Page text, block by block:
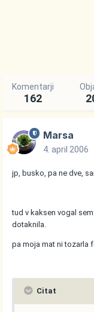
Komentarji
162
Marsa
4. april 2006
jp, busko, pa ne dve,
tud v kaksen vogal
dotaknila.
pa moja mat ni tozarla
Citat